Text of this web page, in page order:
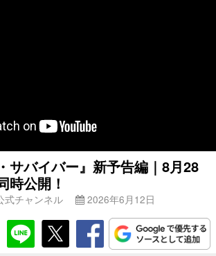
サバイバー』新予告編｜8月28
時公開！
式チャンネル 2026年6月12日